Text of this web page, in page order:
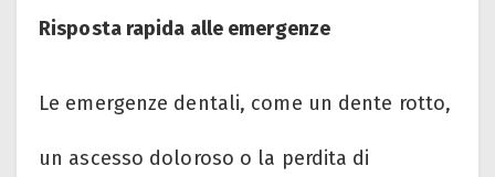
Risposta rapida alle emergenze
Le emergenze dentali, come un dente rotto,
un ascesso doloroso o la perdita di